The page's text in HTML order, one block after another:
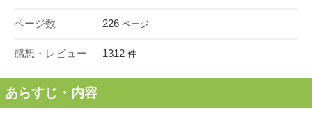
ページ数 226 ページ
感想・レビュー 1312 件
あらすじ・内容